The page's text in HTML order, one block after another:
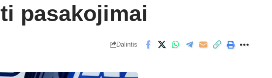
pasakojimai
Dalintis